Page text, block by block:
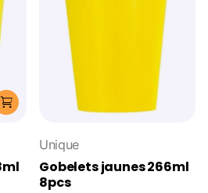
Unique
Gobelets jaunes 266ml
8pcs